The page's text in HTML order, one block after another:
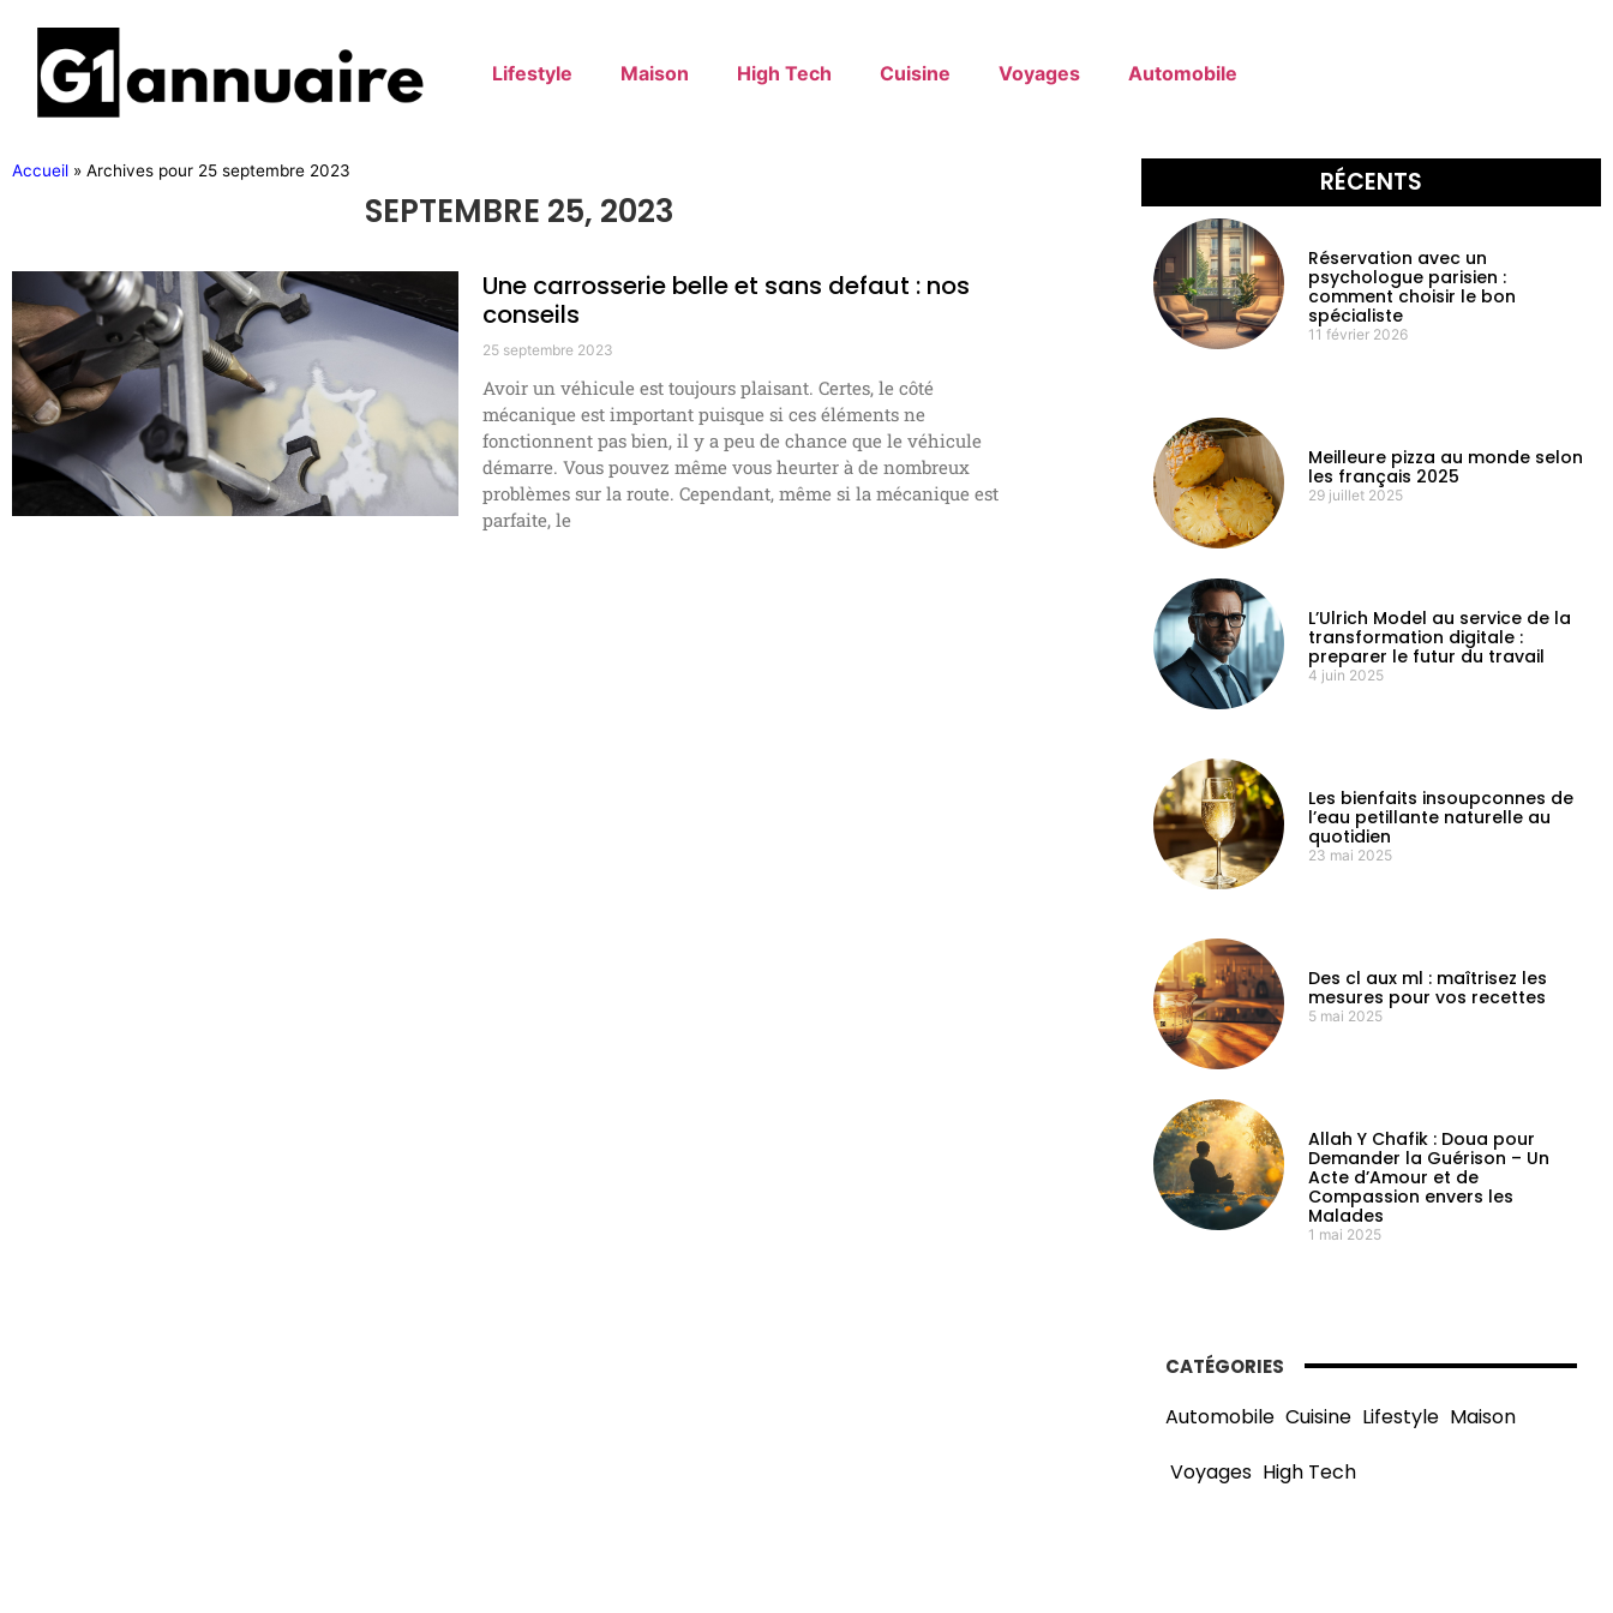
Lifestyle Maison High Tech Cuisine Voyages Automobile
Accueil » Archives pour 25 septembre 2023
SEPTEMBRE 25, 2023
Une carrosserie belle et sans defaut : nos
conseils
25 septembre 2023
Avoir un véhicule est toujours plaisant. Certes, le côté
mécanique est important puisque si ces éléments ne
fonctionnent pas bien, il y a peu de chance que le véhicule
démarre. Vous pouvez même vous heurter à de nombreux
problèmes sur la route. Cependant, même si la mécanique est
parfaite, le
RÉCENTS
Réservation avec un
psychologue parisien :
comment choisir le bon
spécialiste
11 février 2026
Meilleure pizza au monde selon
les français 2025
29 juillet 2025
L’Ulrich Model au service de la
transformation digitale :
preparer le futur du travail
4 juin 2025
Les bienfaits insoupconnes de
l’eau petillante naturelle au
quotidien
23 mai 2025
Des cl aux ml : maîtrisez les
mesures pour vos recettes
5 mai 2025
Allah Y Chafik : Doua pour
Demander la Guérison – Un
Acte d’Amour et de
Compassion envers les
Malades
1 mai 2025
CATÉGORIES
Automobile Cuisine Lifestyle Maison
Voyages High Tech